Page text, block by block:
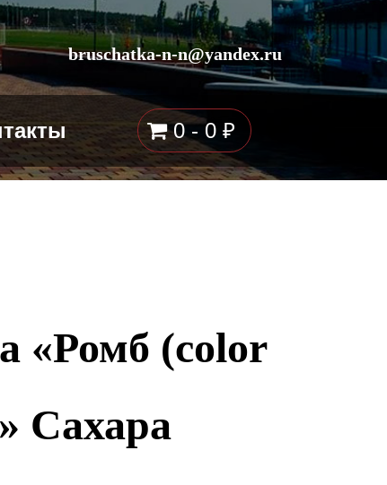
bruschatka-n-n@yandex.ru
0 -0 ₽
«Ромб (color
Сахара